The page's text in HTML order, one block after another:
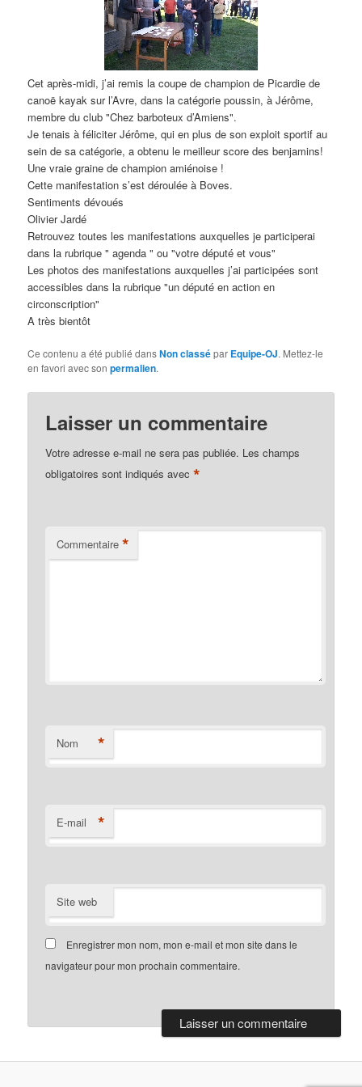
d
e
s
a
r
t
i
c
l
e
s
Cet après-midi, j’ai remis la coupe de champion de Picardie de
canoë kayak sur l’Avre, dans la catégorie poussin, à Jérôme,
membre du club "Chez barboteux d’Amiens".
Je tenais à féliciter Jérôme, qui en plus de son exploit sportif au
sein de sa catégorie, a obtenu le meilleur score des benjamins!
Une vraie graine de champion amiénoise !
Cette manifestation s’est déroulée à Boves.
Sentiments dévoués
Olivier Jardé
Retrouvez toutes les manifestations auxquelles je participerai
dans la rubrique " agenda " ou "votre député et vous"
Les photos des manifestations auxquelles j’ai participées sont
accessibles dans la rubrique "un député en action en
circonscription"
A très bientôt
Ce contenu a été publié dansNon classépar Equipe-OJ. Mettez-le
en favori avec sonpermalien.
Laisser un commentaire
Votre adresse e-mail ne sera pas publiée. Les champs
obligatoires sont indiqués avec*
Commentaire *
Nom *
E-mail *
Site web
Enregistrer mon nom, mon e-mail et mon site dans le
navigateur pour mon prochain commentaire.